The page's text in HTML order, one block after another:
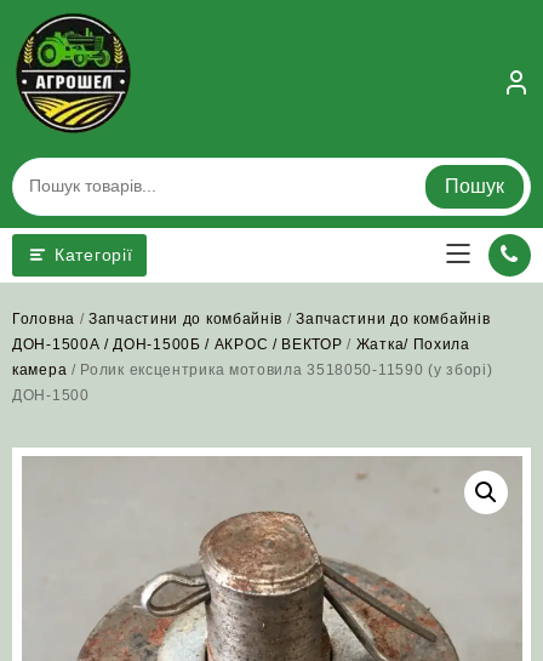
content
Пошук
Категорії
Головна /Запчастини до комбайнів /Запчастини до комбайнів
ДОН-1500А / ДОН-1500Б / АКРОС / ВЕКТОР / Жатка/ Похила
камера / Ролик ексцентрика мотовила 3518050-11590 (у зборі)
ДОН-1500